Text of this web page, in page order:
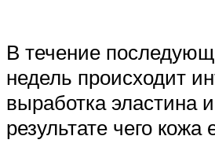
В течение
недель происходит
выработка эластина
результате чего